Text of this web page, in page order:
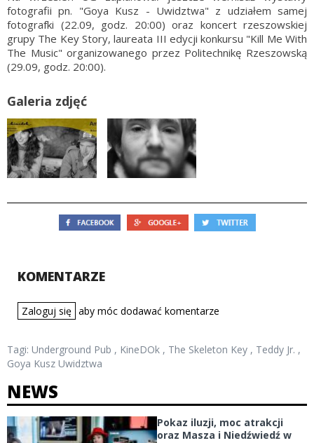
fotografii pn. "Goya Kusz - Uwidztwa" z udziałem samej
fotografki (22.09, godz. 20:00) oraz koncert rzeszowskiej
grupy The Key Story, laureata III edycji konkursu "Kill Me With
The Music" organizowanego przez Politechnikę Rzeszowską
(29.09, godz. 20:00).
Galeria zdjęć
KOMENTARZE
Zaloguj się aby móc dodawać komentarze
Tagi: Underground Pub , KineDOk , The Skeleton Key , Teddy Jr. ,
Goya Kusz Uwidztwa
NEWS
Pokaz iluzji, moc atrakcji
oraz Masza i Niedźwiedź w